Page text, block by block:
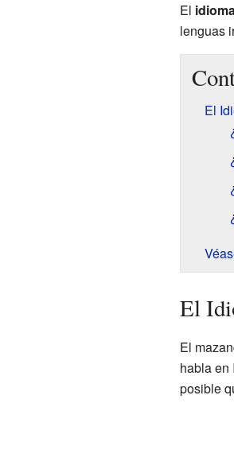
El
lenguas
El
El
El
habla en
posible